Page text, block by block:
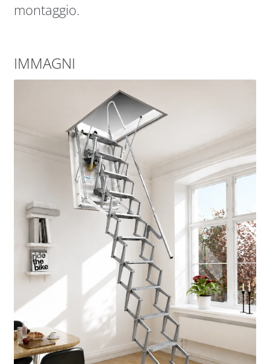
montaggio.
IMMAGNI